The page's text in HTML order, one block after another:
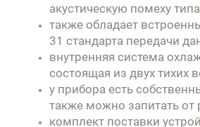
акустическую помеху
также обладает
31 стандарта передачи
внутренняя система
состоящая из двух тихих
у прибора есть
также можно запитать от
комплект поставки